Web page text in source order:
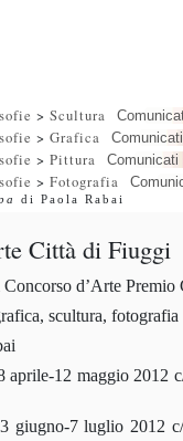
> Scultura
> Grafica
> Pittura Comunicati
> Fotografia
di Paola Rabai
Città di Fiuggi
d’Arte Premio
scultura, fotografia
aprile-12 maggio 2012
giugno-7 luglio 2012